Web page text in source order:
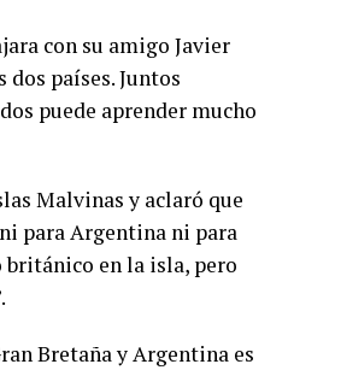
con su amigo Javier
países. Juntos
puede aprender mucho
Malvinas y aclaró que
para Argentina ni para
británico en la isla, pero
Bretaña y Argentina es